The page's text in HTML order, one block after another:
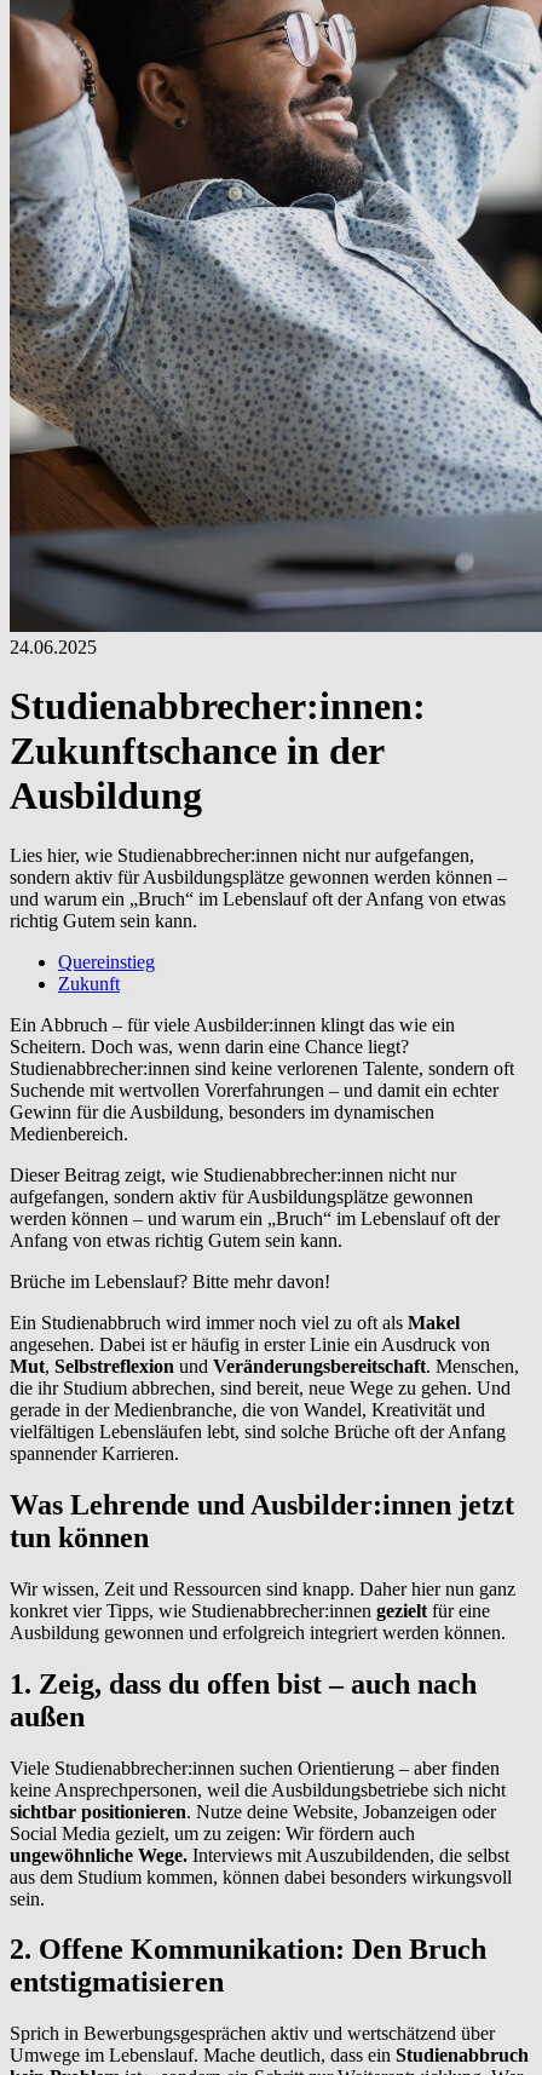
24.06.2025
Studienabbrecher:innen:
Zukunftschance in der
Ausbildung
Lies hier, wie Studienabbrecher:innen nicht nur aufgefangen,
sondern aktiv für Ausbildungsplätze gewonnen werden können –
und warum ein „Bruch“ im Lebenslauf oft der Anfang von etwas
richtig Gutem sein kann.
Quereinstieg
Zukunft
Ein Abbruch – für viele Ausbilder:innen klingt das wie ein
Scheitern. Doch was, wenn darin eine Chance liegt?
Studienabbrecher:innen sind keine verlorenen Talente, sondern oft
Suchende mit wertvollen Vorerfahrungen – und damit ein echter
Gewinn für die Ausbildung, besonders im dynamischen
Medienbereich.
Dieser Beitrag zeigt, wie Studienabbrecher:innen nicht nur
aufgefangen, sondern aktiv für Ausbildungsplätze gewonnen
werden können – und warum ein „Bruch“ im Lebenslauf oft der
Anfang von etwas richtig Gutem sein kann.
Brüche im Lebenslauf? Bitte mehr davon!
Ein Studienabbruch wird immer noch viel zu oft als Makel
angesehen. Dabei ist er häufig in erster Linie ein Ausdruck von
Mut, Selbstreflexion und Veränderungsbereitschaft. Menschen,
die ihr Studium abbrechen, sind bereit, neue Wege zu gehen. Und
gerade in der Medienbranche, die von Wandel, Kreativität und
vielfältigen Lebensläufen lebt, sind solche Brüche oft der Anfang
spannender Karrieren.
Was Lehrende und Ausbilder:innen jetzt
tun können
Wir wissen, Zeit und Ressourcen sind knapp. Daher hier nun ganz
konkret vier Tipps, wie Studienabbrecher:innen gezielt für eine
Ausbildung gewonnen und erfolgreich integriert werden können.
1. Zeig, dass du offen bist – auch nach
außen
Viele Studienabbrecher:innen suchen Orientierung – aber finden
keine Ansprechpersonen, weil die Ausbildungsbetriebe sich nicht
sichtbar positionieren. Nutze deine Website, Jobanzeigen oder
Social Media gezielt, um zu zeigen: Wir fördern auch
ungewöhnliche Wege. Interviews mit Auszubildenden, die selbst
aus dem Studium kommen, können dabei besonders wirkungsvoll
sein.
2. Offene Kommunikation: Den Bruch
entstigmatisieren
Sprich in Bewerbungsgesprächen aktiv und wertschätzend über
Umwege im Lebenslauf. Mache deutlich, dass ein Studienabbruch